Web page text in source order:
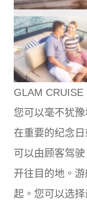
GLAM
您可以毫不犹
在重要的纪念
可以由顾客驾
开往目的地。
起。您可以选